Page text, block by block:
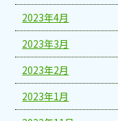
2023年4月
2023年3月
2023年2月
2023年1月